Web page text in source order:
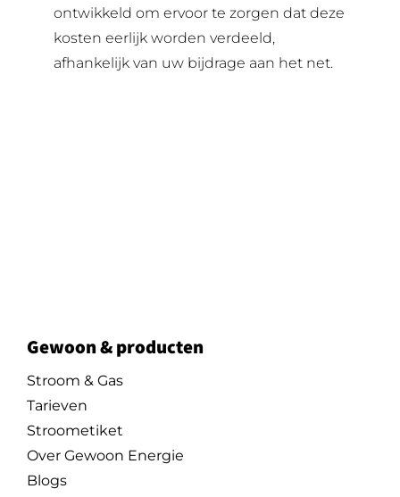
ontwikkeld om ervoor te zorgen dat deze
kosten eerlijk worden verdeeld,
afhankelijk van uw bijdrage aan het net.
Gewoon & producten
Stroom & Gas
Tarieven
Stroometiket
Over Gewoon Energie
Blogs